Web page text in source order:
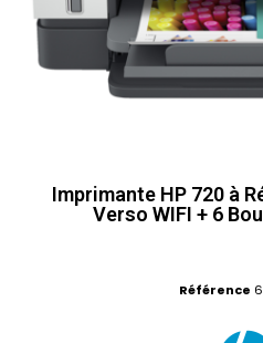
Imprimante HP 720 à
Verso WIFI + 6
Référence